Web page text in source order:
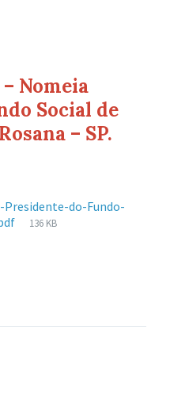
Nomeia
Social de
– SP.
do-Fundo-
Tamanho
136 KB